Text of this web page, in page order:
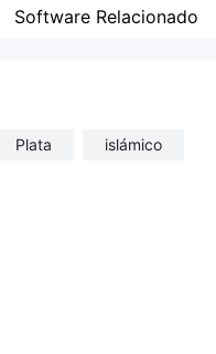
Software Relacionado
Plata islámico